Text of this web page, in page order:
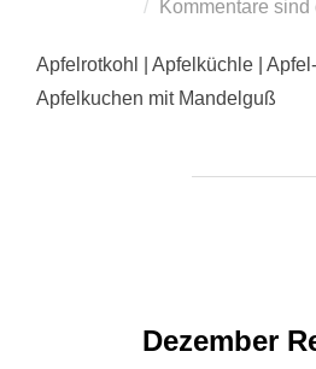
Kommentare
Apfelrotkohl | Apfelküchle |
Apfelkuchen mit Mandelguß
Dezember